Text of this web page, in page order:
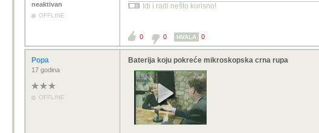
neaktivan
OFFLINE
Idi i radi nešto korisno!
0 0 HVALA 0
Popa
17 godina
OFFLINE
Baterija koju pokreće mikroskopska crna rupa